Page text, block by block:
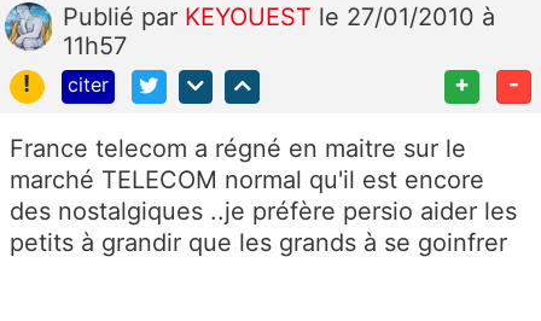
Publié par KEYOUEST le 27/01/2010 à
11h57
!
citer + -
France telecom a régné en maitre sur le
marché TELECOM normal qu'il est encore
des nostalgiques ..je préfère persio aider les
petits à grandir que les grands à se goinfrer